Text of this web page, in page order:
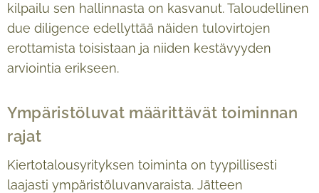
kilpailu sen hallinnasta on kasvanut. Taloudellinen
due diligence edellyttää näiden tulovirtojen
erottamista toisistaan ja niiden kestävyyden
arviointia erikseen.
Ympäristöluvat määrittävät toiminnan
rajat
Kiertotalousyrityksen toiminta on tyypillisesti
laajasti ympäristöluvanvaraista. Jätteen